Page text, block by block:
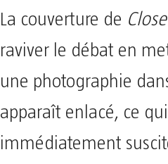
La couverture de
raviver le débat en
une photographie
apparaît enlacé, ce
immédiatement